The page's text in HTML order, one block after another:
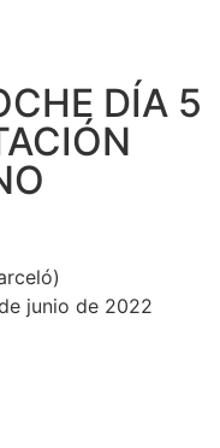
DÍA 5
junio de 2022